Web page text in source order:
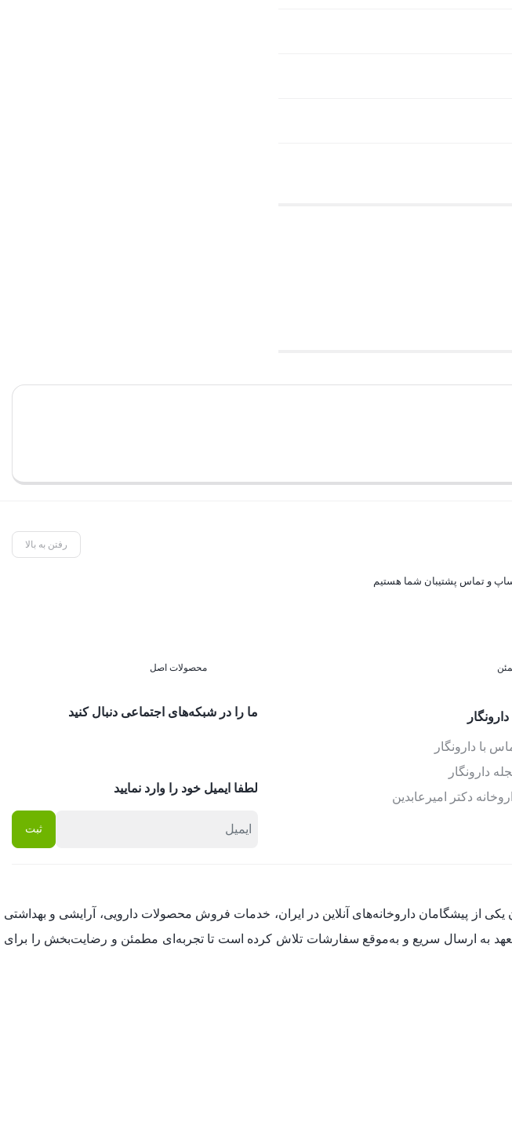
رفتن به بالا
محصولات اصل
دارونگار
با دارونگار
دارونگار
دکتر امیرعابدین
ما را در شبکه‌های اجتماعی دنبال کنید
لطفا ایمیل خود را وارد نمایید
آغاز کرد و به‌عنوان یکی از پیشگامان داروخانه‌های آنلاین در ایران، خدمات فروش محصولات دارویی، آرایشی و بهداشتی
به ارسال سریع و به‌موقع سفارشات تلاش کرده است تا تجربه‌ای مطمئن و رضایت‌بخش را برای